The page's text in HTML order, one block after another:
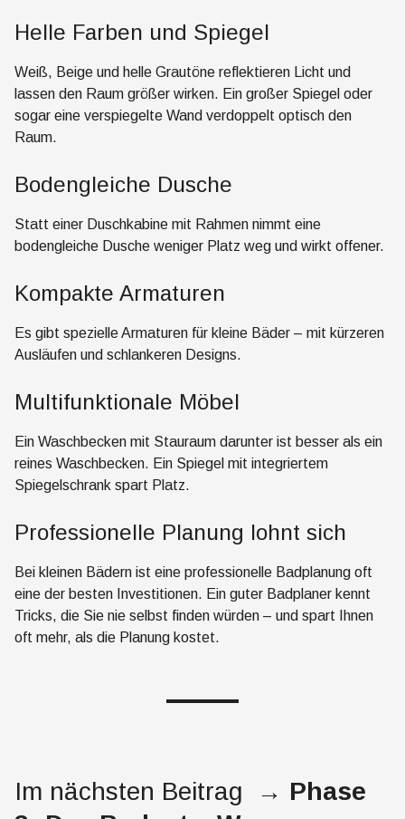
Helle Farben und Spiegel
Weiß, Beige und helle Grautöne reflektieren Licht und
lassen den Raum größer wirken. Ein großer Spiegel oder
sogar eine verspiegelte Wand verdoppelt optisch den
Raum.
Bodengleiche Dusche
Statt einer Duschkabine mit Rahmen nimmt eine
bodengleiche Dusche weniger Platz weg und wirkt offener.
Kompakte Armaturen
Es gibt spezielle Armaturen für kleine Bäder – mit kürzeren
Ausläufen und schlankeren Designs.
Multifunktionale Möbel
Ein Waschbecken mit Stauraum darunter ist besser als ein
reines Waschbecken. Ein Spiegel mit integriertem
Spiegelschrank spart Platz.
Professionelle Planung lohnt sich
Bei kleinen Bädern ist eine professionelle Badplanung oft
eine der besten Investitionen. Ein guter Badplaner kennt
Tricks, die Sie nie selbst finden würden – und spart Ihnen
oft mehr, als die Planung kostet.
Im nächsten Beitrag
→ Phase